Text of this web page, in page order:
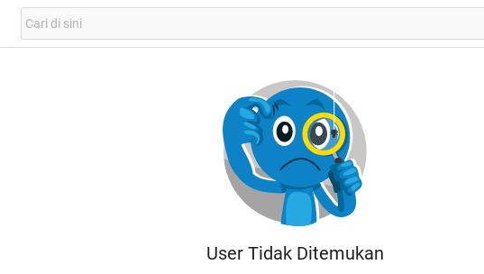
User Tidak Ditemukan